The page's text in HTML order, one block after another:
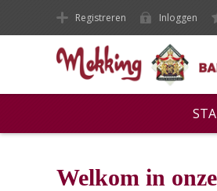
Registreren Inloggen
Welkom in